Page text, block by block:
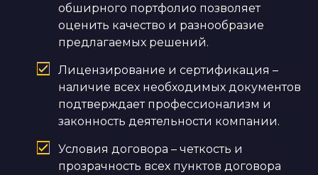
обширного портфолио позволяет
оценить качество и разнообразие
предлагаемых решений.
Лицензирование и сертификация –
наличие всех необходимых документов
подтверждает профессионализм и
законность деятельности компании.
Условия договора – четкость и
прозрачность всех пунктов договора